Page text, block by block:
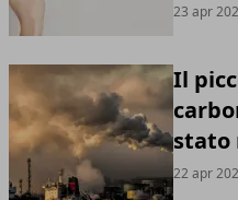
23 apr
Il
stato
22 apr